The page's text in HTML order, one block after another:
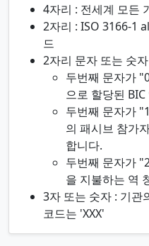
4자리 : 전세계 모든
2자리 : ISO 3166-1
드
2자리 문자 또는 숫
두번째 문자가
으로 할당된 BIC
두번째 문자가
의 패시브 참가
합니다.
두번째 문자가
을 지불하는 역
3자 또는 숫자 : 기관
코드는 'XXX'